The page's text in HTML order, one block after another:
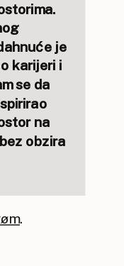
je
karijeri i
se da
na
obzira
.